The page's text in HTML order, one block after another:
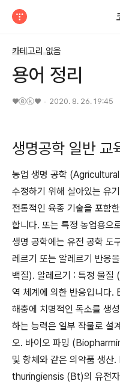
카테고리 없음
용어 정리
♥ⓔⓚ♥ 2020. 8. 26. 19:45
생명공학 일반 교
농업 생명 공학
수정하기 위해 살아있는 유
전통적인 육종 기술을 포함
합니다. 또는 특정 농업용으
생명 공학에는 유전 공학 도
레르기 또는 알레르기 반응
백질). 알레르기 : 특정 물질
역 체계에 의한 반응입니
해충에 치명적인 독소를 생
하는 능력은 일부 작물로 설
오. 바이오 파밍
및 항체와 같은 의약품 생
thuringiensis (Bt)의 유전자